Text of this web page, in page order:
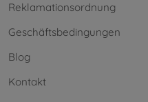
Reklamationsordnung
Geschäftsbedingungen
Blog
Kontakt